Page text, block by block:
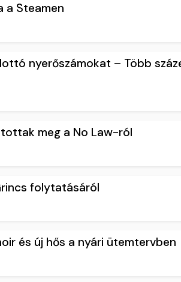
a Steamen
nyerőszámokat – Több
meg a No Law-ról
folytatásáról
és új hős a nyári ütemtervben